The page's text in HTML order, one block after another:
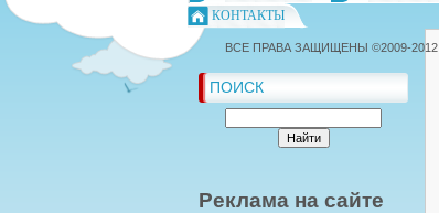
КОНТАКТЫ
ПОИСК
Реклама на сайте
ВСЕ ПРАВА ЗАЩИЩЕНЫ ©2009-2012